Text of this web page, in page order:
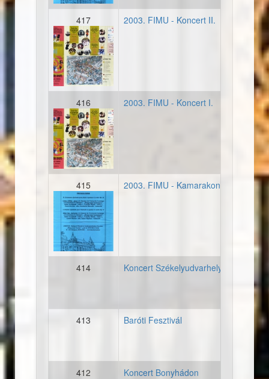
417 2003. FIMU - Koncert II.
416 2003. FIMU - Koncert I.
415 2003. FIMU - Kamarakoncert I.
414 Koncert Székelyudvarhelyen
413 Baróti Fesztivál
412 Koncert Bonyhádon